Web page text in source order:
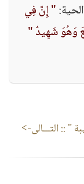
" إِنَّ فِي
وَهُوَ شَهِيدٌ "
" :: التـــالى->